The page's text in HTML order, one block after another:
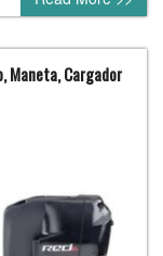
Maneta, Cargador